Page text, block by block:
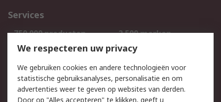
Services
750.000 producten
2.500 merken
Bestellen
Inkoopoplossingen
Track & Trace
Wettelijk
We respecteren uw privacy
We gebruiken cookies en andere technologieën voor
statistische gebruiksanalyses, personalisatie en om
advertenties weer te geven op websites van derden.
Door op "Alles accepteren" te klikken, geeft u